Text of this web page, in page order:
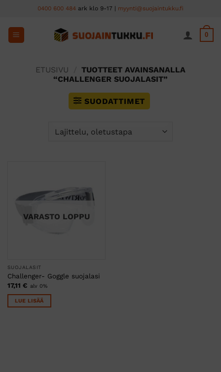
content
0400 600 484 ark klo 9-17 | myynti@suojaintukku.fi
0
ETUSIVU
TUOTTEET AVAINSANALLA
“CHALLENGER SUOJALASIT”
SUODATTIMET
VARASTO LOPPU
SUOJALASIT
Challenger- Goggle suojalasi
17,11 € alv 0%
LUE LISÄÄ